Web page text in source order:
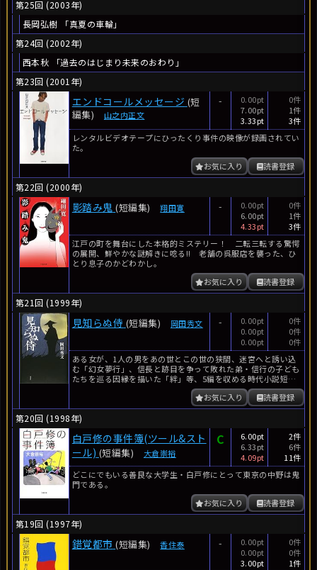
第25回 (2003年)
長岡弘樹 「真夏の車輪」
第24回 (2002年)
西本秋 「過去のはじまり未来のおわり」
第23回 (2001年)
エンドコールメッセージ (短
編集)
山之内正文
-
0.00pt
7.00pt
3.33pt
0件
1件
3件
レンタルビデオテープにひったくり事件の映像が録画されてい
た。
読書登録
お気に入り
第22回 (2000年)
影踏み鬼 (短編集) 翔田寛 -
0.00pt
6.00pt
4.33pt
0件
1件
3件
江戸の町を舞台にした本格的ミステリー！ 二転三転する驚愕
の展開、鮮やかな謎解きに唸る!! 老舗の呉服店を襲った、ひ
とり息子のかどわかし。
読書登録
お気に入り
第21回 (1999年)
見知らぬ侍 (短編集) 岡田秀文 -
0.00pt
0.00pt
0.00pt
0件
0件
0件
ある女が、1人の男をあの世とこの世の狭間、迷宮へと誘い込
む「幻女夢行」、信長と跡目を争って敗れた弟・信行の子ども
たちを巡る因縁を描いた「絆」等、5編を収める時代小説短編
読書登録
お気に入り
第20回 (1998年)
白戸修の事件簿(ツール&スト
ール) (短編集) 大倉崇裕
C
6.00pt
6.33pt
4.09pt
2件
6件
11件
どこにでもいる善良な大学生・白戸修にとって東京の中野は鬼
門である。
読書登録
お気に入り
第19回 (1997年)
錯覚都市 (短編集) 香住泰 -
0.00pt
0.00pt
3.00pt
0件
0件
1件